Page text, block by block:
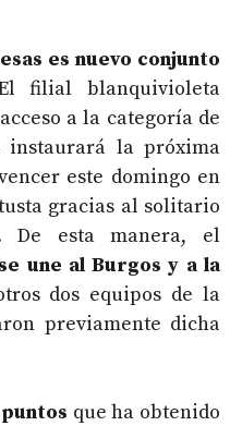
es nuevo conjunto
filial blanquivioleta
a la categoría de
instaurará la próxima
este domingo en
gracias al solitario
De esta manera, el
se une al Burgos y a la
dos equipos de la
previamente dicha
que ha obtenido